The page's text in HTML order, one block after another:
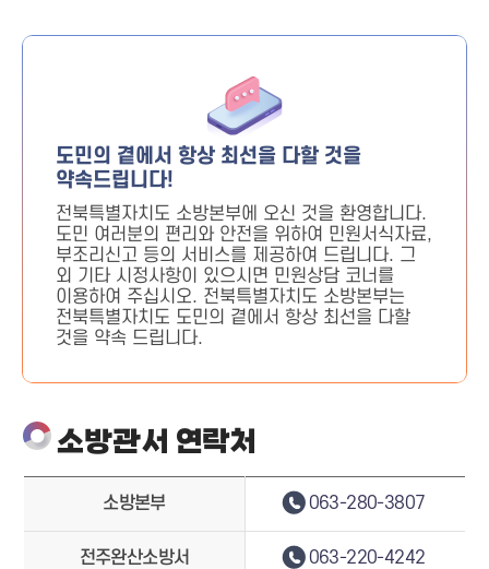
도민의 곁에서 항상 최선을 다할 것을
약속드립니다!
전북특별자치도 소방본부에 오신 것을 환영합니다.
도민 여러분의 편리와 안전을 위하여 민원서식자료,
부조리신고 등의 서비스를 제공하여 드립니다. 그
외 기타 시정사항이 있으시면 민원상담 코너를
이용하여 주십시오. 전북특별자치도 소방본부는
전북특별자치도 도민의 곁에서 항상 최선을 다할
것을 약속 드립니다.
소방관서 연락처
소방본부 063-280-3807
전주완산소방서 063-220-4242